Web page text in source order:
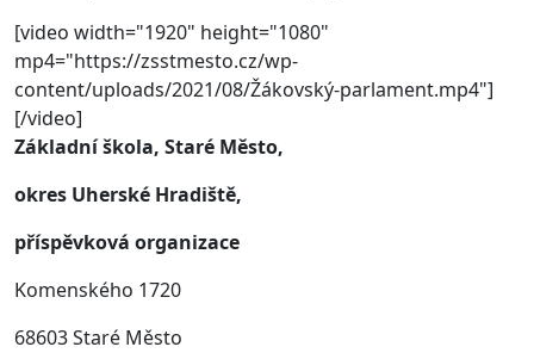
[video width="1920" height="1080"
mp4="https://zsstmesto.cz/wp-
content/uploads/2021/08/Žákovský-parlament.mp4"]
[/video]
Základní škola, Staré Město,
okres Uherské Hradiště,
příspěvková organizace
Komenského 1720
68603 Staré Město